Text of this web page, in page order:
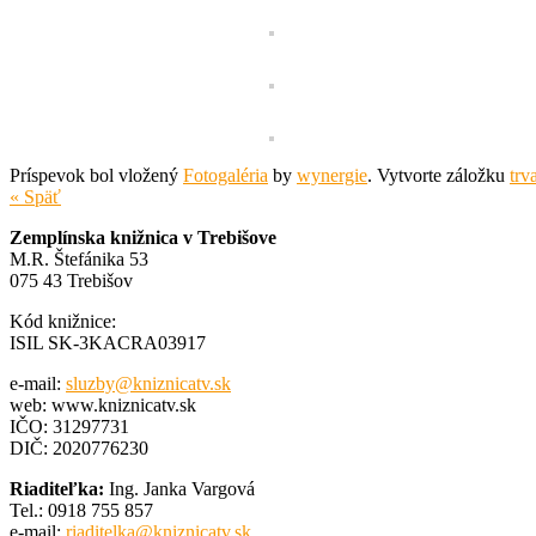
Príspevok bol vložený Fotogaléria by wynergie. Vytvorte záložku
« Späť
Zemplínska knižnica v Trebišove
M.R. Štefánika 53
075 43 Trebišov
Kód knižnice:
ISIL SK-3KACRA03917
e-mail: sluzby@kniznicatv.sk
web: www.kniznicatv.sk
IČO: 31297731
DIČ: 2020776230
Riaditeľka: Ing. Janka Vargová
Tel.: 0918 755 857
e-mail: riaditelka@kniznicatv.sk